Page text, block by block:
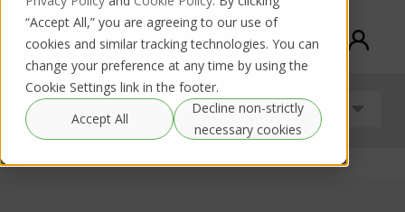
“Accept All,” you are agreeing to our use of
cookies and similar tracking technologies. You can
change your preference at any time by using the
Cookie Settings link in the footer.
Accept All
Decline non-strictly
necessary cookies
Sem categoria